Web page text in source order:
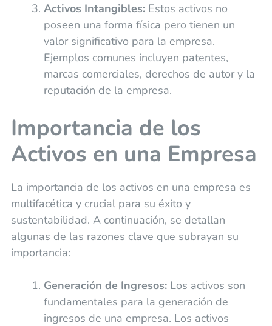
Activos Intangibles:Estos activos no
poseen una forma física pero tienen un
valor significativo para la empresa.
Ejemplos comunes incluyen patentes,
marcas comerciales, derechos de autor y la
reputación de la empresa.
Importancia de los
Activos en una Empresa
La importancia de los activos en una empresa es
multifacética y crucial para su éxito y
sustentabilidad. A continuación, se detallan
algunas de las razones clave que subrayan su
importancia:
Generación de Ingresos:Los activos son
fundamentales para la generación de
ingresos de una empresa. Los activos